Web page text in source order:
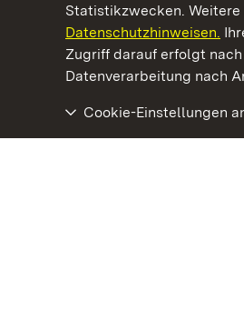
Statistikzwecken. Weitere
Datenschutzhinweisen.
Zugriff darauf erfolgt nach
Datenverarbeitung nach
Cookie-Einstellungen
Kommen. Staunen.